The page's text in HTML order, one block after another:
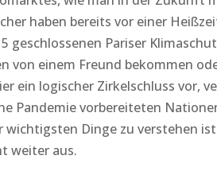
haben bereits vor einer
geschlossenen Pariser
von einem Freund bekommen
ein logischer Zirkelschluss vor,
Pandemie vorbereiteten
Dinge zu verstehen
weiter aus.